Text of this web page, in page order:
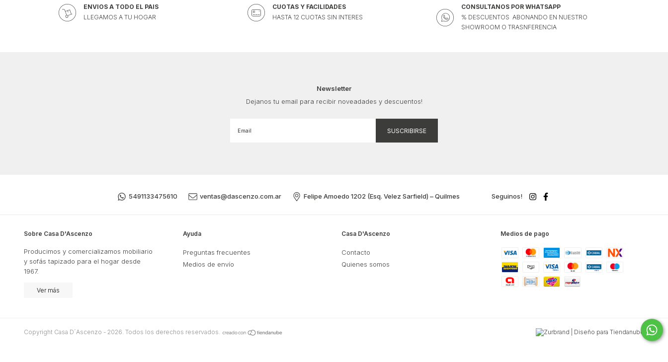
ENVIOS A TODO EL PAIS
LLEGAMOS A TU HOGAR
CUOTAS Y FACILIDADES
HASTA 12 CUOTAS SIN INTERES
CONSULTANOS POR WHATSAPP
% DESCUENTOS ABONANDO EN NUESTRO
SHOWROOM O TRASNFERENCIA
Newsletter
Dejanos tu email para recibir noveadades y descuentos!
5491133475610 ventas@dascenzo.com.ar Felipe Amoedo 1202 (Esq. Velez Sarfield) – Quilmes Seguinos!
Sobre Casa D'Ascenzo
Producimos y comercializamos mobiliario
y sofás tapizado para el hogar desde
1967.
Ver más
Ayuda
Preguntas frecuentes
Medios de envío
Casa D'Ascenzo
Contacto
Quienes somos
Medios de pago
Copyright Casa D´Ascenzo - 2026. Todos los derechos reservados.